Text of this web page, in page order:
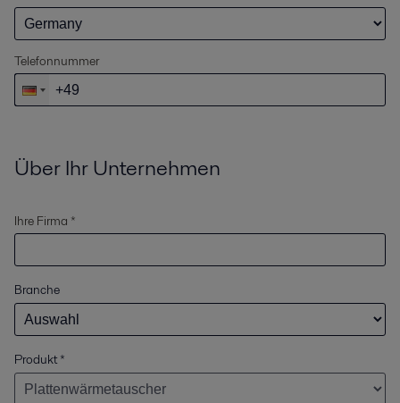
Telefonnummer
Über Ihr Unternehmen
Ihre Firma *
Branche
Produkt*